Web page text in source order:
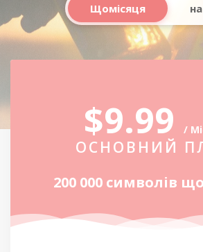
Щомісяця
$9.99 /
ОСНОВНИЙ
200 000 символів